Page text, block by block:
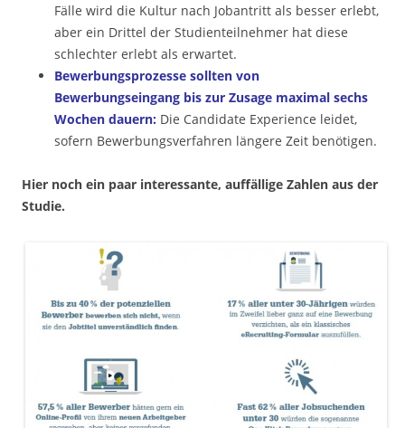
Fälle wird die Kultur nach Jobantritt als besser erlebt,
aber ein Drittel der Studienteilnehmer hat diese
schlechter erlebt als erwartet.
Bewerbungsprozesse sollten von
Bewerbungseingang bis zur Zusage maximal sechs
Wochen dauern: Die Candidate Experience leidet,
sofern Bewerbungsverfahren längere Zeit benötigen.
Hier noch ein paar interessante, auffällige Zahlen aus der
Studie.